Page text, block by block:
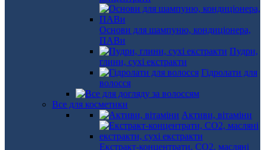
Основи для шампуню, кондиціонера,
ПАВи
Пудри,
глини, сухі екстракти
Гідролати для
волосся
Все для косметики
Активи, вітаміни
Екстракт-концентрати, СО2, масляні